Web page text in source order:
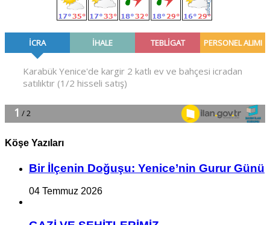
Köşe Yazıları
Bir İlçe­nin Do­ğu­şu: Ye­ni­ce’nin Gurur Günü
04 Temmuz 2026